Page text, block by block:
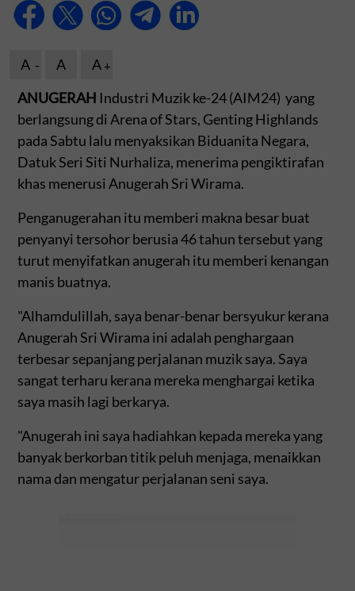
A A
A
ANUGERAH Industri Muzik ke-24 (AIM24) yang
berlangsung di Arena of Stars, Genting Highlands
pada Sabtu lalu menyaksikan Biduanita Negara,
Datuk Seri Siti Nurhaliza, menerima pengiktirafan
khas menerusi Anugerah Sri Wirama.
Penganugerahan itu memberi makna besar buat
penyanyi tersohor berusia 46 tahun tersebut yang
turut menyifatkan anugerah itu memberi kenangan
manis buatnya.
"Alhamdulillah, saya benar-benar bersyukur kerana
Anugerah Sri Wirama ini adalah penghargaan
terbesar sepanjang perjalanan muzik saya. Saya
sangat terharu kerana mereka menghargai ketika
saya masih lagi berkarya.
"Anugerah ini saya hadiahkan kepada mereka yang
banyak berkorban titik peluh menjaga, menaikkan
nama dan mengatur perjalanan seni saya.